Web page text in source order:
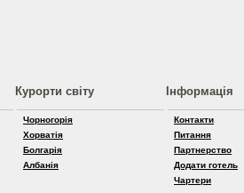
Курорти світу
Чорногорія
Хорватія
Болгарія
Албанія
Інформація
Контакти
Питання
Партнерство
Додати готель
Чартери